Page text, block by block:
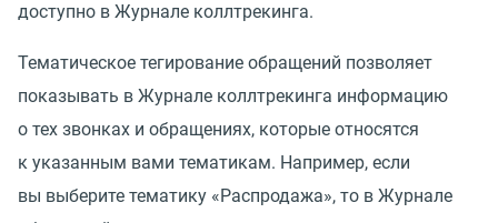
доступно в Журнале коллтрекинга.
Тематическое тегирование обращений позволяет
показывать в Журнале коллтрекинга информацию
о тех звонках и обращениях, которые относятся
к указанным вами тематикам. Например, если
вы выберите тематику «Распродажа», то в Журнале